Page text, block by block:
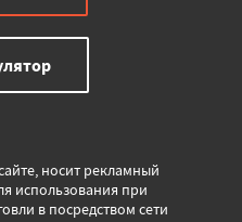
носит рекламный
использования при
в посредством сети